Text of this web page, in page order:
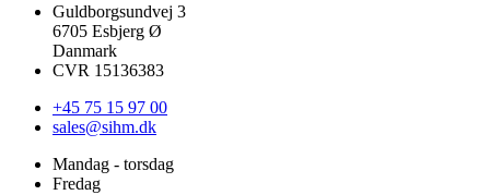
Guldborgsundvej 3
6705 Esbjerg Ø
Danmark
CVR 15136383
+45 75 15 97 00
sales@sihm.dk
Mandag - torsdag
Fredag